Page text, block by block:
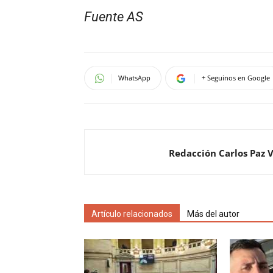
Fuente AS
WhatsApp + Seguinos en Google
Redacción Carlos Paz
Artículo relacionados Más del autor